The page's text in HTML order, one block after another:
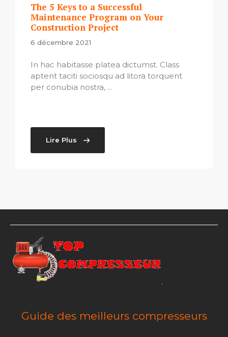
The 5 Keys to a Successful
Maintenance Program on Your
Construction Project
6 décembre 2021
In hac habitasse platea dictumst. Class
aptent taciti sociosqu ad litora torquent
per conubia nostra, ...
Lire Plus
Guide des meilleurs compresseurs